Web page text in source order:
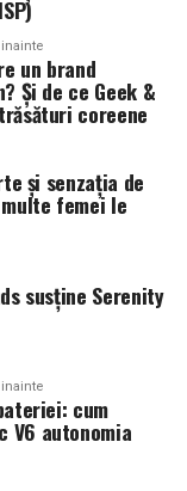
bine realizat.
uri auto
nu sunt doar
vizuale. Publicul
modul in
caroserie si
si uzura
a unei
completeaza
minimalist.
un brand
Și de ce Geek &
coreene
și senzația de
femei le
susține Serenity
cum
V6 autonomia